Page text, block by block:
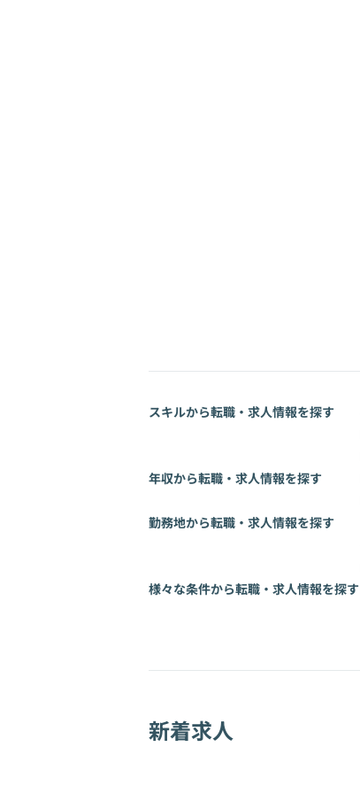
スキルから転職・求人情報を探す
年収から転職・求人情報を探す
勤務地から転職・求人情報を探す
様々な条件から転職・求人情報を探す
新着求人